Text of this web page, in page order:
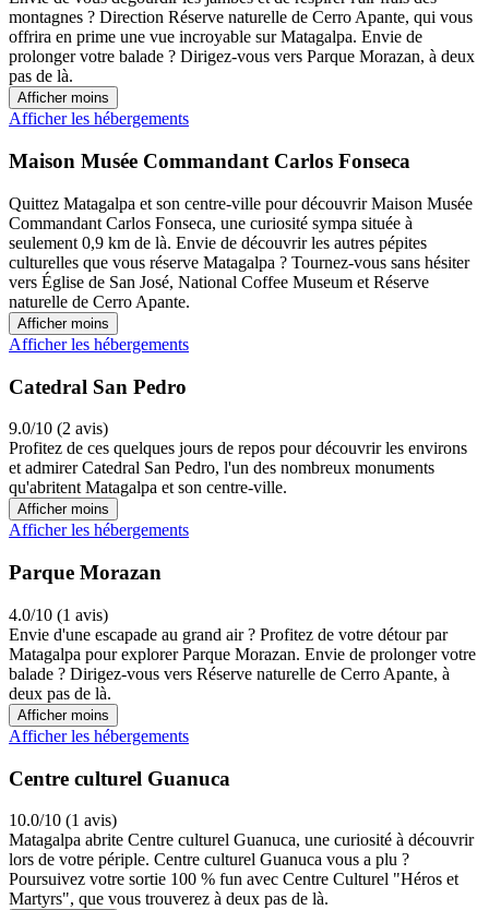
montagnes ? Direction Réserve naturelle de Cerro Apante, qui vous
offrira en prime une vue incroyable sur Matagalpa. Envie de
prolonger votre balade ? Dirigez-vous vers Parque Morazan, à deux
pas de là.
Afficher moins
Afficher les hébergements
Maison Musée Commandant Carlos Fonseca
Quittez Matagalpa et son centre-ville pour découvrir Maison Musée
Commandant Carlos Fonseca, une curiosité sympa située à
seulement 0,9 km de là. Envie de découvrir les autres pépites
culturelles que vous réserve Matagalpa ? Tournez-vous sans hésiter
vers Église de San José, National Coffee Museum et Réserve
naturelle de Cerro Apante.
Afficher moins
Afficher les hébergements
Catedral San Pedro
9.0/10 (2 avis)
Profitez de ces quelques jours de repos pour découvrir les environs
et admirer Catedral San Pedro, l'un des nombreux monuments
qu'abritent Matagalpa et son centre-ville.
Afficher moins
Afficher les hébergements
Parque Morazan
4.0/10 (1 avis)
Envie d'une escapade au grand air ? Profitez de votre détour par
Matagalpa pour explorer Parque Morazan. Envie de prolonger votre
balade ? Dirigez-vous vers Réserve naturelle de Cerro Apante, à
deux pas de là.
Afficher moins
Afficher les hébergements
Centre culturel Guanuca
10.0/10 (1 avis)
Matagalpa abrite Centre culturel Guanuca, une curiosité à découvrir
lors de votre périple. Centre culturel Guanuca vous a plu ?
Poursuivez votre sortie 100 % fun avec Centre Culturel "Héros et
Martyrs", que vous trouverez à deux pas de là.